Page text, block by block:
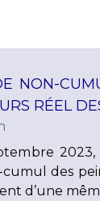
NON-
RÉEL
des
d’une